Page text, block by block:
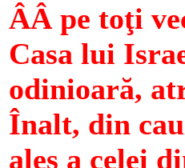
ÂÂ pe toţi
Casa lui
odinioară,
Înalt, din
ales a celei